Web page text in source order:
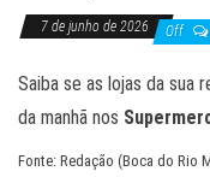
7 de junho de 2026 Off
Saiba se as lojas da sua
da manhã nos
Fonte: Redação (Boca do Rio